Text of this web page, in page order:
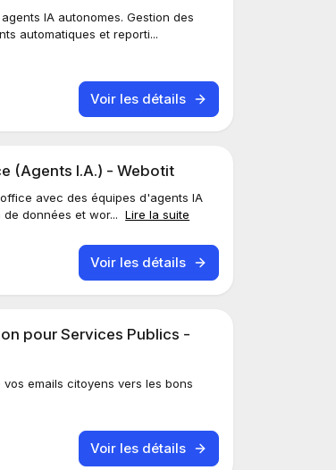
IA autonomes. Gestion des
automatiques et reporti...
Voir les détails
(Agents I.A.) - Webotit
avec des équipes d'agents IA
données et wor... Lire la suite
Voir les détails
pour Services Publics -
emails citoyens vers les bons
Voir les détails